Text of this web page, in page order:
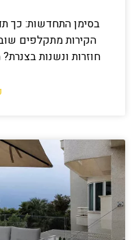
בסימן התחדשות: כך
הקירות מתקלפים
חוזרות ונשנות